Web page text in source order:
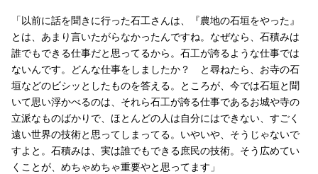
「以前に話を聞きに行った石工さんは、『農地の石垣をやった』
とは、あまり言いたがらなかったんですね。なぜなら、石積みは
誰でもできる仕事だと思ってるから。石工が誇るような仕事では
ないんです。どんな仕事をしましたか？ と尋ねたら、お寺の石
垣などのビシッとしたものを答える。ところが、今では石垣と聞
いて思い浮かべるのは、それら石工が誇る仕事であるお城や寺の
立派なものばかりで、ほとんどの人は自分にはできない、すごく
遠い世界の技術と思ってしまってる。いやいや、そうじゃないで
すよと。石積みは、実は誰でもできる庶民の技術。そう広めてい
くことが、めちゃめちゃ重要やと思ってます」